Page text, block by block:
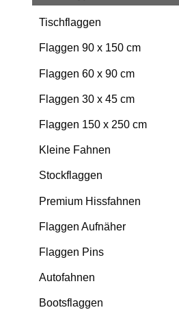
Tischflaggen
Flaggen 90 x 150 cm
Flaggen 60 x 90 cm
Flaggen 30 x 45 cm
Flaggen 150 x 250 cm
Kleine Fahnen
Stockflaggen
Premium Hissfahnen
Flaggen Aufnäher
Flaggen Pins
Autofahnen
Bootsflaggen